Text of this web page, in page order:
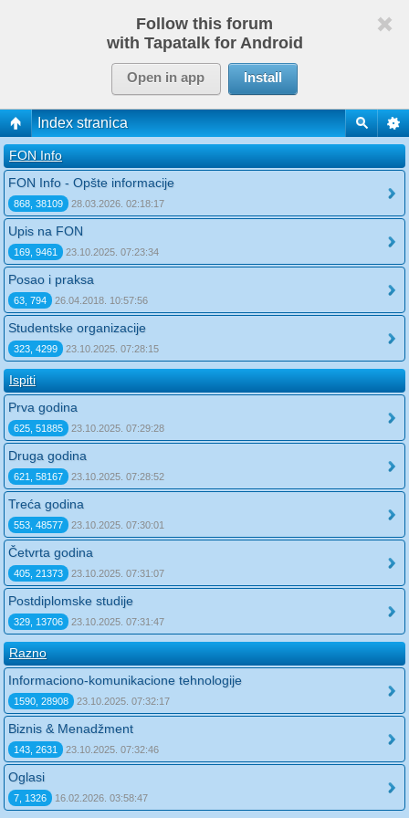
Follow this forum
with Tapatalk for Android
Open in app Install
Index stranica
FON Info
FON Info - Opšte informacije
868, 38109 28.03.2026. 02:18:17
Upis na FON
169, 9461 23.10.2025. 07:23:34
Posao i praksa
63, 794 26.04.2018. 10:57:56
Studentske organizacije
323, 4299 23.10.2025. 07:28:15
Ispiti
Prva godina
625, 51885 23.10.2025. 07:29:28
Druga godina
621, 58167 23.10.2025. 07:28:52
Treća godina
553, 48577 23.10.2025. 07:30:01
Četvrta godina
405, 21373 23.10.2025. 07:31:07
Postdiplomske studije
329, 13706 23.10.2025. 07:31:47
Razno
Informaciono-komunikacione tehnologije
1590, 28908 23.10.2025. 07:32:17
Biznis & Menadžment
143, 2631 23.10.2025. 07:32:46
Oglasi
7, 1326 16.02.2026. 03:58:47